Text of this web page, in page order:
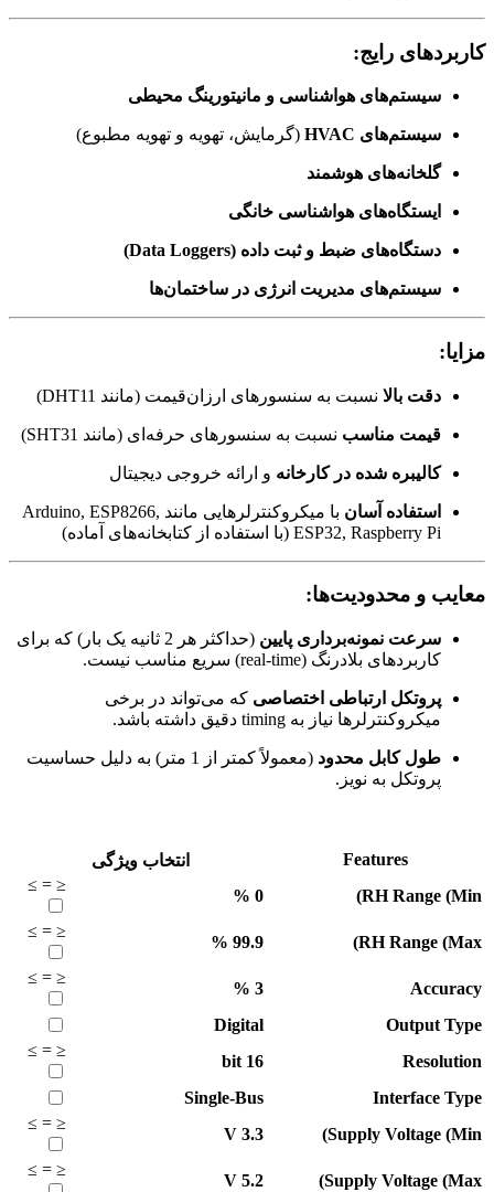
کاربردهای رایج:
سیستم‌های هواشناسی و مانیتورینگ محیطی
سیستم‌های HVAC (گرمایش، تهویه و تهویه مطبوع)
گلخانه‌های هوشمند
ایستگاه‌های هواشناسی خانگی
دستگاه‌های ضبط و ثبت داده (Data Loggers)
سیستم‌های مدیریت انرژی در ساختمان‌ها
مزایا:
دقت بالا نسبت به سنسورهای ارزان‌قیمت (مانند DHT11)
قیمت مناسب نسبت به سنسورهای حرفه‌ای (مانند SHT31)
کالیبره شده در کارخانه و ارائه خروجی دیجیتال
استفاده آسان
با میکروکنترلرهایی مانند Arduino, ESP8266,
ESP32, Raspberry Pi (با استفاده از کتابخانه‌های آماده)
معایب و محدودیت‌ها:
سرعت نمونه‌برداری پایین
(حداکثر هر 2 ثانیه یک بار) که برای
کاربردهای بلادرنگ (real-time) سریع مناسب نیست.
پروتکل ارتباطی اختصاصی که می‌تواند در برخی
میکروکنترلرها نیاز به timing دقیق داشته باشد.
طول کابل محدود
(معمولاً کمتر از 1 متر) به دلیل حساسیت
پروتکل به نویز.
Features
انتخاب ویژگی
RH Range (Min)
0
%
≤
=
≥
RH Range (Max)
99.9
%
≤
=
≥
Accuracy
3
%
≤
=
≥
Output Type
Digital
Resolution
16
bit
≤
=
≥
Interface Type
Single-Bus
Supply Voltage (Min)
3.3
V
≤
=
≥
Supply Voltage (Max)
5.2
V
≤
=
≥